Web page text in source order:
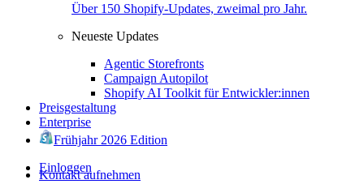
Über 150 Shopify-Updates, zweimal pro Jahr.
Neueste Updates
Agentic Storefronts
Campaign Autopilot
Shopify AI Toolkit für Entwickler:innen
Preisgestaltung
Enterprise
Frühjahr 2026 Edition
Einloggen
Kontakt aufnehmen